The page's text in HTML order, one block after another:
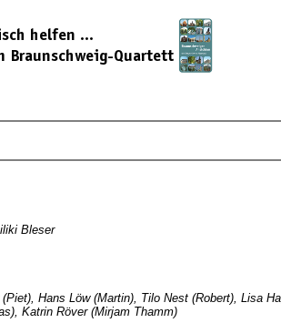
Bleser
Hans Löw (Martin), Tilo Nest (Robert), Lisa
Katrin Röver (Mirjam Thamm)